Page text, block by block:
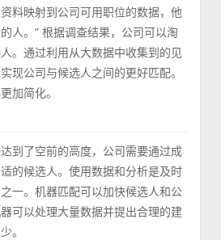
料映射到公司可用职位的数据，他
人。” 根据调查结果，公司可以淘
。通过利用从大数据中收集到的见
现公司与候选人之间的更好匹配。
加简化。
到了空前的高度，公司需要通过成
的候选人。使用数据和分析是及时
一。机器匹配可以加快候选人和公
可以处理大量数据并提出合理的建
。